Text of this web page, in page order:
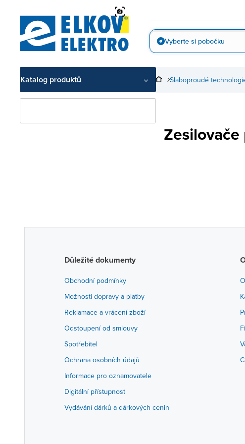
Vyberte si pobočku
Katalog produktů Slaboproudé
Důležité dokumenty
Obchodní podmínky
Možnosti dopravy a platby
Reklamace a vrácení zboží
Odstoupení od smlouvy
Spotřebitel
Ochrana osobních údajů
Informace pro oznamovatele
Digitální přístupnost
Vydávání dárků a dárkových cenin